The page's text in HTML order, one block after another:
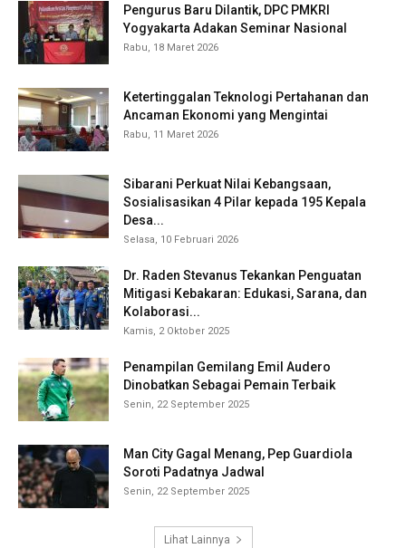
Pengurus Baru Dilantik, DPC PMKRI
Yogyakarta Adakan Seminar Nasional
Rabu, 18 Maret 2026
Ketertinggalan Teknologi Pertahanan dan
Ancaman Ekonomi yang Mengintai
Rabu, 11 Maret 2026
Sibarani Perkuat Nilai Kebangsaan,
Sosialisasikan 4 Pilar kepada 195 Kepala
Desa...
Selasa, 10 Februari 2026
Dr. Raden Stevanus Tekankan Penguatan
Mitigasi Kebakaran: Edukasi, Sarana, dan
Kolaborasi...
Kamis, 2 Oktober 2025
Penampilan Gemilang Emil Audero
Dinobatkan Sebagai Pemain Terbaik
Senin, 22 September 2025
Man City Gagal Menang, Pep Guardiola
Soroti Padatnya Jadwal
Senin, 22 September 2025
Lihat Lainnya